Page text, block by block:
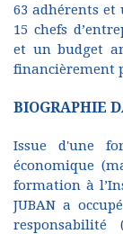
63 adhérents et
15 chefs
et un budget
financièrement
BIOGRAPHIE
Issue d'une
économique
formation à
JUBAN a
responsabilité